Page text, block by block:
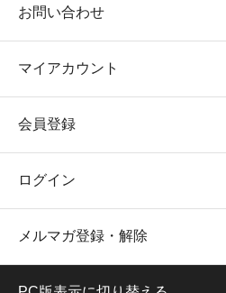
お問い合わせ
マイアカウント
会員登録
ログイン
メルマガ登録・解除